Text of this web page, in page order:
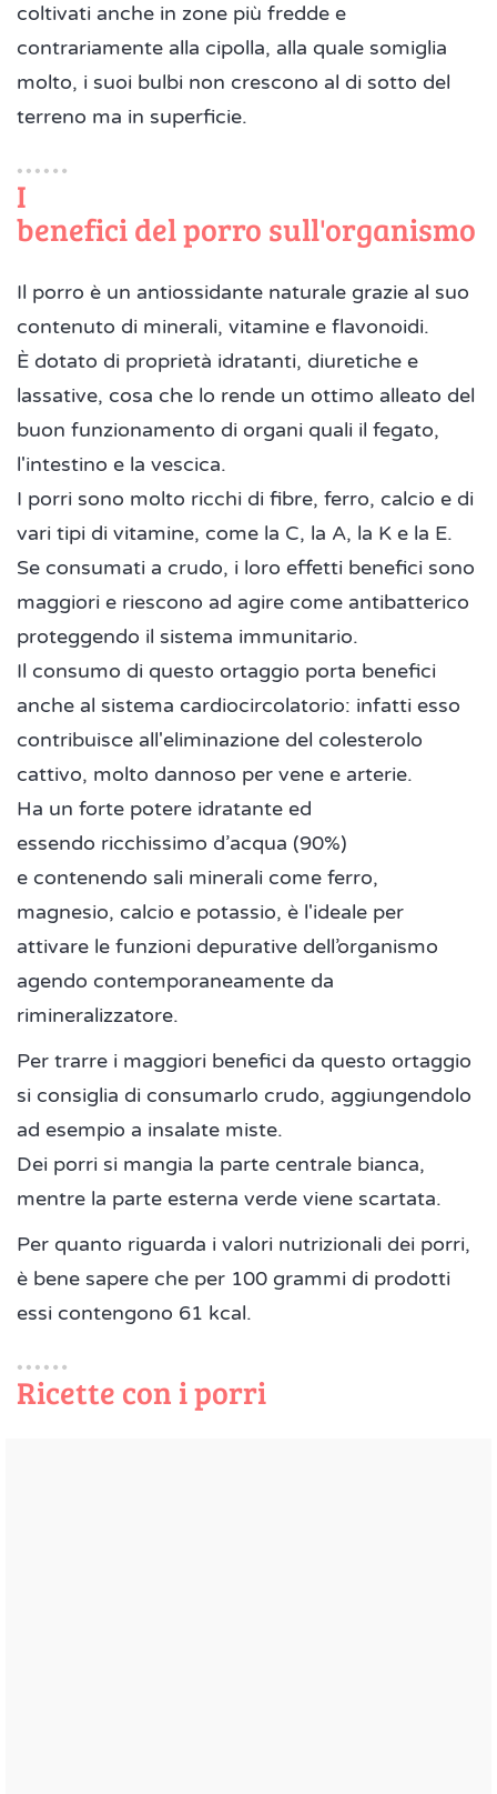
coltivati anche in zone più fredde e
contrariamente alla cipolla, alla quale somiglia
molto, i suoi bulbi non crescono al di sotto del
terreno ma in superficie.
I
benefici del porro sull'organismo
Il porro è un antiossidante naturale grazie al suo
contenuto di minerali, vitamine e flavonoidi.
È dotato di proprietà idratanti, diuretiche e
lassative, cosa che lo rende un ottimo alleato del
buon funzionamento di organi quali il fegato,
l'intestino e la vescica.
I porri sono molto ricchi di fibre, ferro, calcio e di
vari tipi di vitamine, come la C, la A, la K e la E.
Se consumati a crudo, i loro effetti benefici sono
maggiori e riescono ad agire come antibatterico
proteggendo il sistema immunitario.
Il consumo di questo ortaggio porta benefici
anche al sistema cardiocircolatorio: infatti esso
contribuisce all'eliminazione del colesterolo
cattivo, molto dannoso per vene e arterie.
Ha un forte potere idratante ed
essendo ricchissimo d’acqua (90%)
e contenendo sali minerali come ferro,
magnesio, calcio e potassio, è l'ideale per
attivare le funzioni depurative dell’organismo
agendo contemporaneamente da
rimineralizzatore.
Per trarre i maggiori benefici da questo ortaggio
si consiglia di consumarlo crudo, aggiungendolo
ad esempio a insalate miste.
Dei porri si mangia la parte centrale bianca,
mentre la parte esterna verde viene scartata.
Per quanto riguarda i valori nutrizionali dei porri,
è bene sapere che per 100 grammi di prodotti
essi contengono 61 kcal.
Ricette con i porri